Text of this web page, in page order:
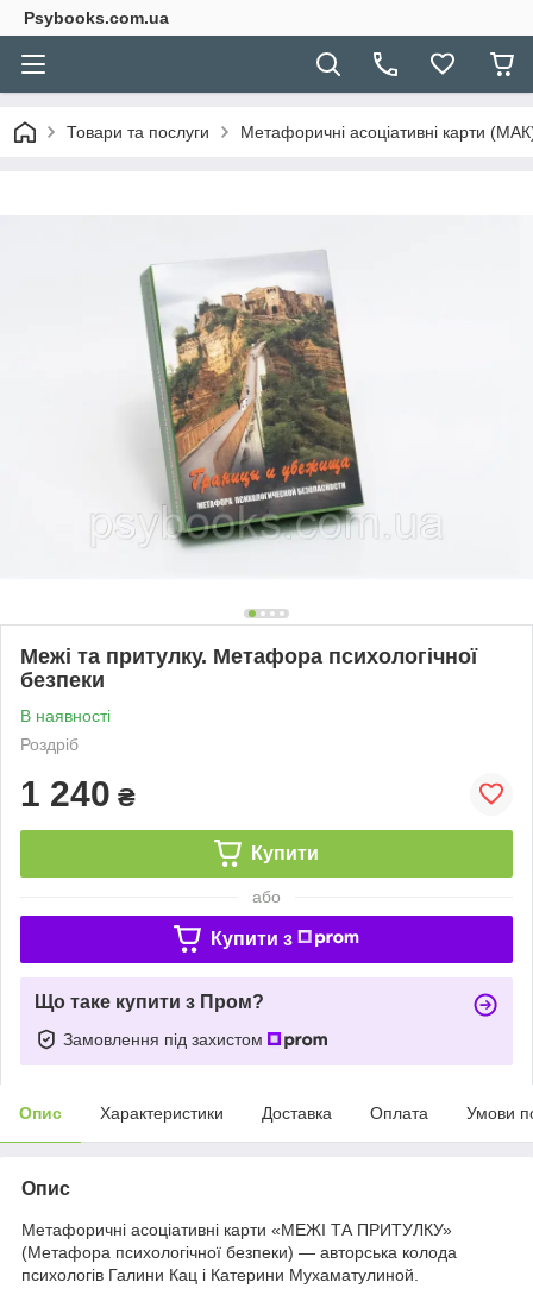
Psybooks.com.ua
Товари та послуги Метафоричні асоціативні карти (МАК)
Межі та притулку. Метафора психологічної
безпеки
В наявності
Роздріб
1 240 ₴
Купити
або
Купити з
Що таке купити з Пром?
Замовлення під захистом
Опис Характеристики Доставка Оплата Умови
Опис
Метафоричні асоціативні карти «МЕЖІ ТА ПРИТУЛКУ»
(Метафора психологічної безпеки) — авторська колода
психологів Галини Кац і Катерини Мухаматулиной.